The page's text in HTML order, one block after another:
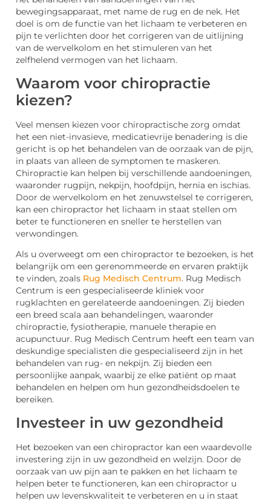
bewegingsapparaat, met name de rug en de nek. Het
doel is om de functie van het lichaam te verbeteren en
pijn te verlichten door het corrigeren van de uitlijning
van de wervelkolom en het stimuleren van het
zelfhelend vermogen van het lichaam.
Waarom voor chiropractie
kiezen?
Veel mensen kiezen voor chiropractische zorg omdat
het een niet-invasieve, medicatievrije benadering is die
gericht is op het behandelen van de oorzaak van de pijn,
in plaats van alleen de symptomen te maskeren.
Chiropractie kan helpen bij verschillende aandoeningen,
waaronder rugpijn, nekpijn, hoofdpijn, hernia en ischias.
Door de wervelkolom en het zenuwstelsel te corrigeren,
kan een chiropractor het lichaam in staat stellen om
beter te functioneren en sneller te herstellen van
verwondingen.
Als u overweegt om een chiropractor te bezoeken, is het
belangrijk om een gerenommeerde en ervaren praktijk
te vinden, zoals Rug Medisch Centrum. Rug Medisch
Centrum is een gespecialiseerde kliniek voor
rugklachten en gerelateerde aandoeningen. Zij bieden
een breed scala aan behandelingen, waaronder
chiropractie, fysiotherapie, manuele therapie en
acupunctuur. Rug Medisch Centrum heeft een team van
deskundige specialisten die gespecialiseerd zijn in het
behandelen van rug- en nekpijn. Zij bieden een
persoonlijke aanpak, waarbij ze elke patiënt op maat
behandelen en helpen om hun gezondheidsdoelen te
bereiken.
Investeer in uw gezondheid
Het bezoeken van een chiropractor kan een waardevolle
investering zijn in uw gezondheid en welzijn. Door de
oorzaak van uw pijn aan te pakken en het lichaam te
helpen beter te functioneren, kan een chiropractor u
helpen uw levenskwaliteit te verbeteren en u in staat